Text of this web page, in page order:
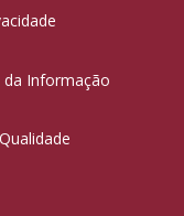
da Informação